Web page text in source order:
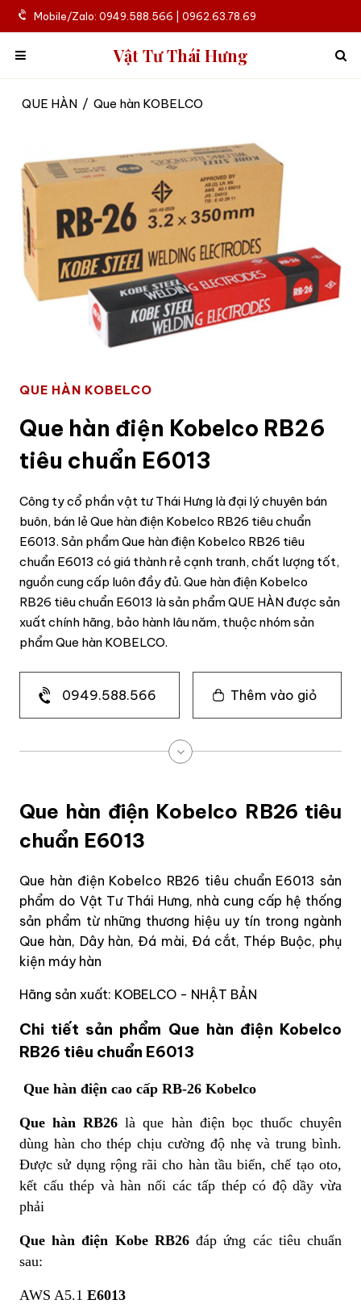
Mobile/Zalo: 0949.588.566 | 0962.63.78.69
Vật Tư Thái Hưng
QUE HÀN / Que hàn KOBELCO
QUE HÀN KOBELCO
Que hàn điện Kobelco RB26
tiêu chuẩn E6013
Công ty cổ phần vật tư Thái Hưng là đại lý chuyên bán
buôn, bán lẻ Que hàn điện Kobelco RB26 tiêu chuẩn
E6013. Sản phẩm Que hàn điện Kobelco RB26 tiêu
chuẩn E6013 có giá thành rẻ cạnh tranh, chất lượng tốt,
nguồn cung cấp luôn đầy đủ. Que hàn điện Kobelco
RB26 tiêu chuẩn E6013 là sản phẩm QUE HÀN được sản
xuất chính hãng, bảo hành lâu năm, thuộc nhóm sản
phẩm Que hàn KOBELCO.
0949.588.566 Thêm vào giỏ
Que hàn điện Kobelco RB26 tiêu
chuẩn E6013
Que hàn điện Kobelco RB26 tiêu chuẩn E6013 sản
phẩm do Vật Tư Thái Hưng, nhà cung cấp hệ thống
sản phẩm từ những thương hiệu uy tín trong ngành
Que hàn, Dây hàn, Đá mài, Đá cắt, Thép Buộc, phụ
kiện máy hàn
Hãng sản xuất: KOBELCO - NHẬT BẢN
Chi tiết sản phẩm Que hàn điện Kobelco
RB26 tiêu chuẩn E6013
Que hàn điện cao cấp RB-26 Kobelco
Que hàn RB26 là que hàn điện bọc thuốc chuyên
dùng hàn cho thép chịu cường độ nhẹ và trung bình.
Được sử dụng rộng rãi cho hàn tầu biển, chế tạo oto,
kết cấu thép và hàn nối các tấp thép có độ dầy vừa
phải
Que hàn điện Kobe RB26đáp ứng các tiêu chuẩn
sau:
AWS A5.1 E6013